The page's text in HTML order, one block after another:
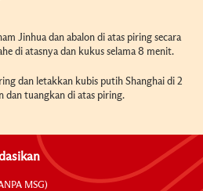
Jinhua dan abalon di atas piring secara
di atasnya dan kukus selama 8 menit.
dan letakkan kubis putih Shanghai di 2
dan tuangkan di atas piring.
MSG)